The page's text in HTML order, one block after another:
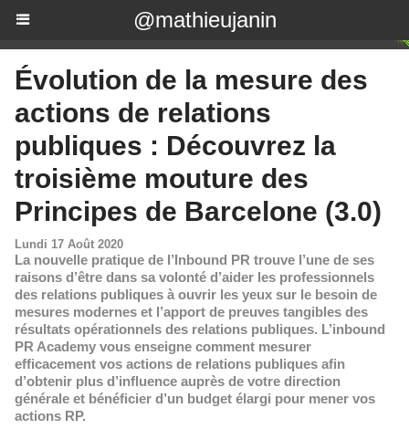
@mathieujanin
Évolution de la mesure des
actions de relations
publiques : Découvrez la
troisième mouture des
Principes de Barcelone (3.0)
Lundi 17 Août 2020
La nouvelle pratique de l’Inbound PR trouve l’une de ses
raisons d’être dans sa volonté d’aider les professionnels
des relations publiques à ouvrir les yeux sur le besoin de
mesures modernes et l’apport de preuves tangibles des
résultats opérationnels des relations publiques. L’inbound
PR Academy vous enseigne comment mesurer
efficacement vos actions de relations publiques afin
d’obtenir plus d’influence auprès de votre direction
générale et bénéficier d’un budget élargi pour mener vos
actions RP.